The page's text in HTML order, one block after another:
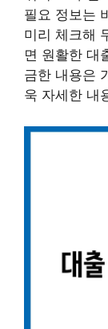
필요 정보는
미리 체크해
면 원활한 대
금한 내용은
욱 자세한 내